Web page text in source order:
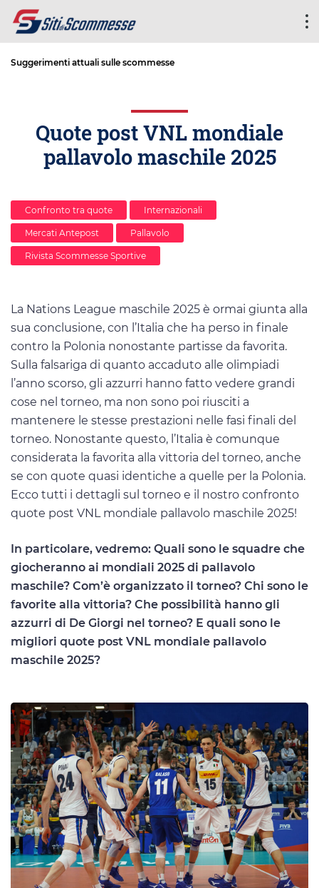
Suggerimenti attuali sulle scommesse
Quote post VNL mondiale
pallavolo maschile 2025
Confronto tra quote Internazionali
Mercati Antepost Pallavolo
Rivista Scommesse Sportive
La Nations League maschile 2025 è ormai giunta alla
sua conclusione, con l’Italia che ha perso in finale
contro la Polonia nonostante partisse da favorita.
Sulla falsariga di quanto accaduto alle olimpiadi
l’anno scorso, gli azzurri hanno fatto vedere grandi
cose nel torneo, ma non sono poi riusciti a
mantenere le stesse prestazioni nelle fasi finali del
torneo. Nonostante questo, l’Italia è comunque
considerata la favorita alla vittoria del torneo, anche
se con quote quasi identiche a quelle per la Polonia.
Ecco tutti i dettagli sul torneo e il nostro confronto
quote post VNL mondiale pallavolo maschile 2025!
In particolare, vedremo: Quali sono le squadre che
giocheranno ai mondiali 2025 di pallavolo
maschile? Com’è organizzato il torneo? Chi sono le
favorite alla vittoria? Che possibilità hanno gli
azzurri di De Giorgi nel torneo? E quali sono le
migliori quote post VNL mondiale pallavolo
maschile 2025?